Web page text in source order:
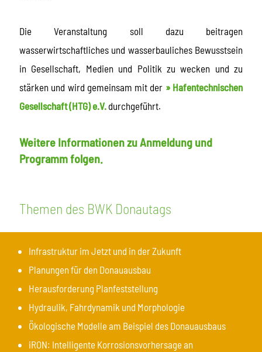
Die Veranstaltung soll dazu beitragen
wasserwirtschaftliches und wasserbauliches Bewusstsein
in Gesellschaft, Medien und Politik zu wecken und zu
stärken und wird gemeinsam mit der » Hafentechnischen
Gesellschaft (HTG) e.V. durchgeführt.
Weitere Informationen zu Anmeldung und
Programm folgen.
Themen des BWK Donautags
Infrastruktur im Jetzt und in der Zukunft
Planungen für den Donauausbau
Herausforderung Planfeststellung
Hydraulik, Fahrdynamik und Morphologie
Ökologische Modelle am Beispiel des Donauausbaus
iRON: Intelligente Korrosionsvorhersage an